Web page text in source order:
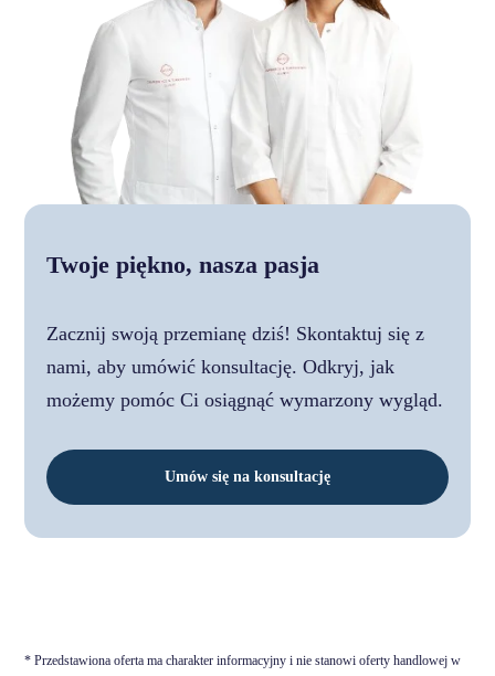
Twoje piękno, nasza pasja
Zacznij swoją przemianę dziś! Skontaktuj się z
nami, aby umówić konsultację. Odkryj, jak
możemy pomóc Ci osiągnąć wymarzony wygląd.
Umów się na konsultację
* Przedstawiona oferta ma charakter informacyjny i nie stanowi oferty handlowej w